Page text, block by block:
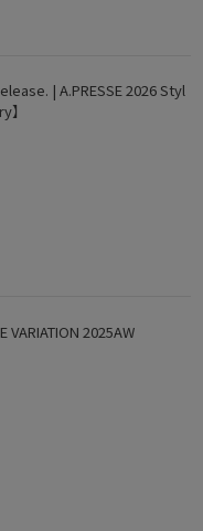
| A.PRESSE 2026 Styl
VARIATION 2025AW